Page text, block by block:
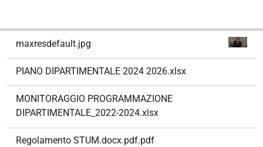
maxresdefault.jpg
PIANO DIPARTIMENTALE 2024 2026.xlsx
MONITORAGGIO PROGRAMMAZIONE
DIPARTIMENTALE_2022-2024.xlsx
Regolamento STUM.docx.pdf.pdf